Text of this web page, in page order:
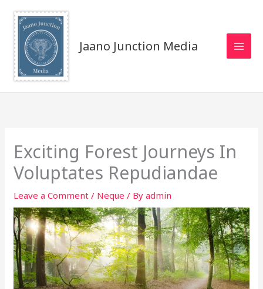
content
Jaano Junction Media
Exciting Forest Journeys In
Voluptates Repudiandae
Leave a Comment / Neque / Byadmin